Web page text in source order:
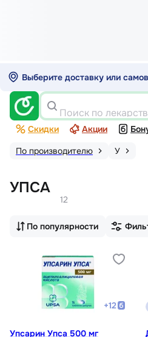
Выберите доставку или
Поиск по
Скидки Акции
По производителю
У
УПСА
12
По популярности
+12
Упсарин Упса 500 мг